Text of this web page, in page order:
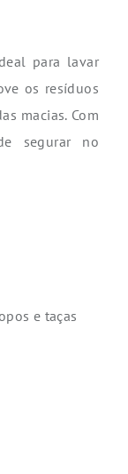
para lavar
os resíduos
macias. Com
segurar no
e taças